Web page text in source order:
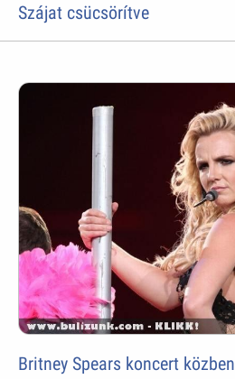
Szájat csücsörítve
Britney Spears koncert közben